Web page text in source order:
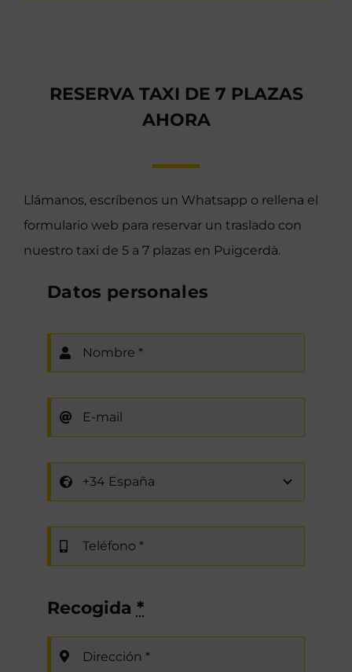
RESERVA TAXI DE 7 PLAZAS
AHORA
Llámanos, escríbenos un Whatsapp o rellena el
formulario web para reservar un traslado con
nuestro taxi de 5 a 7 plazas en Puigcerdà.
Datos personales
Recogida *